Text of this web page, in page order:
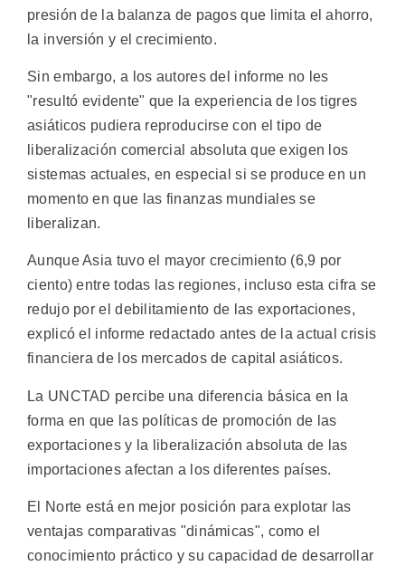
presión de la balanza de pagos que limita el ahorro,
la inversión y el crecimiento.
Sin embargo, a los autores del informe no les
"resultó evidente" que la experiencia de los tigres
asiáticos pudiera reproducirse con el tipo de
liberalización comercial absoluta que exigen los
sistemas actuales, en especial si se produce en un
momento en que las finanzas mundiales se
liberalizan.
Aunque Asia tuvo el mayor crecimiento (6,9 por
ciento) entre todas las regiones, incluso esta cifra se
redujo por el debilitamiento de las exportaciones,
explicó el informe redactado antes de la actual crisis
financiera de los mercados de capital asiáticos.
La UNCTAD percibe una diferencia básica en la
forma en que las políticas de promoción de las
exportaciones y la liberalización absoluta de las
importaciones afectan a los diferentes países.
El Norte está en mejor posición para explotar las
ventajas comparativas "dinámicas", como el
conocimiento práctico y su capacidad de desarrollar